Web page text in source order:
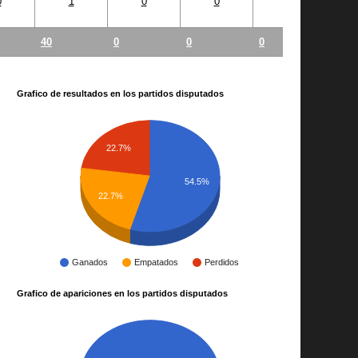
40 0 0 0
Grafico de resultados en los partidos disputados
Ganados Empatados Perdidos
22.7%
22.7%
54.5%
Grafico de apariciones en los partidos disputados